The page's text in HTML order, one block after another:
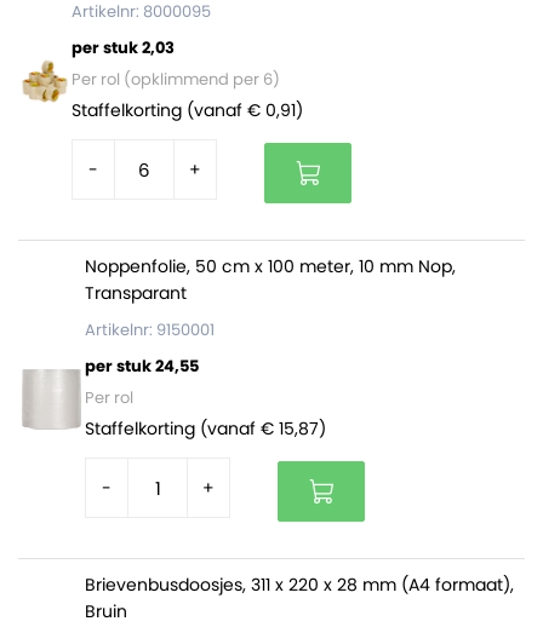
Wikkelfolie is volledig vervaardigd uit polyethyleen en
daarom ook volledig recyclebaar.
Artikelnr: 8000095
per stuk 2,03
Per rol (opklimmend per 6)
Staffelkorting (vanaf € 0,91)
- +
Noppenfolie, 50 cm x 100 meter, 10 mm Nop,
Transparant
Artikelnr: 9150001
per stuk 24,55
Per rol
Staffelkorting (vanaf € 15,87)
- +
Brievenbusdoosjes, 311 x 220 x 28 mm (A4 formaat),
Bruin